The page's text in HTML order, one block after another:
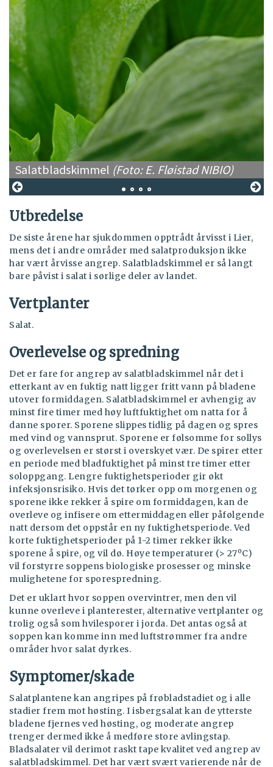
Salatbladskimmel (Foto: E. Fløistad NIBIO)
Utbredelse
De siste årene har sjukdommen opptrådt årvisst i Lier,
mens det i andre områder med salatproduksjon ikke
har vært årvisse angrep. Salatbladskimmel er så langt
bare påvist i salat i sørlige deler av landet.
Vertplanter
Salat.
Overlevelse og spredning
Det er fare for angrep av salatbladskimmel når det i
etterkant av en fuktig natt ligger fritt vann på bladene
utover formiddagen. Salatbladskimmel er avhengig av
minst fire timer med høy luftfuktighet om natta for å
danne sporer. Sporene slippes tidlig på dagen og spres
med vind og vannsprut. Sporene er følsomme for sollys
og overlevelsen er størst i overskyet vær. De spirer etter
en periode med bladfuktighet på minst tre timer etter
soloppgang. Lengre fuktighetsperioder gir økt
infeksjonsrisiko. Hvis det tørker opp om morgenen og
sporene ikke rekker å spire om formiddagen, kan de
overleve og infisere om ettermiddagen eller påfølgende
natt dersom det oppstår en ny fuktighetsperiode. Ved
korte fuktighetsperioder på 1-2 timer rekker ikke
sporene å spire, og vil dø. Høye temperaturer (> 27ºC)
vil forstyrre soppens biologiske prosesser og minske
mulighetene for sporespredning.
Det er uklart hvor soppen overvintrer, men den vil
kunne overleve i planterester, alternative vertplanter og
trolig også som hvilesporer i jorda. Det antas også at
soppen kan komme inn med luftstrømmer fra andre
områder hvor salat dyrkes.
Symptomer/skade
Salatplantene kan angripes på frøbladstadiet og i alle
stadier frem mot høsting. I isbergsalat kan de ytterste
bladene fjernes ved høsting, og moderate angrep
trenger dermed ikke å medføre store avlingstap.
Bladsalater vil derimot raskt tape kvalitet ved angrep av
salatbladskimmel. Det har vært svært varierende når de